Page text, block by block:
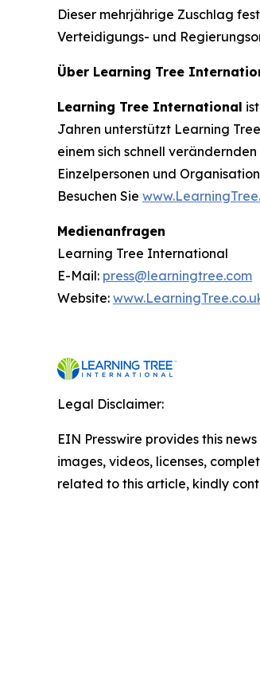
Dieser mehrjährige Zuschlag
Verteidigungs- und
Über Learning Tree
Learning Tree International
Jahren unterstützt Learning
einem sich schnell
Einzelpersonen und
Besuchen Sie
Medienanfragen
Learning Tree International
E-Mail: press@learningtree.com
Website:
Legal Disclaimer:
EIN Presswire provides this
images, videos, licenses,
related to this article, kindly